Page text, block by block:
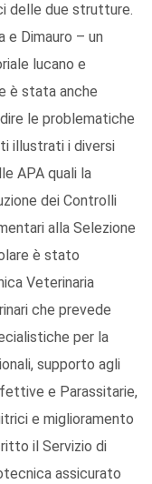
delle due strutture.
e Dimauro – un
lucano e
è stata anche
le problematiche
illustrati i diversi
APA quali la
dei Controlli
alla Selezione
è stato
Veterinaria
che prevede
per la
supporto agli
e Parassitarie,
e miglioramento
il Servizio di
assicurato